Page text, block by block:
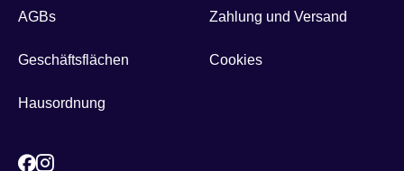
AGBs
Geschäftsflächen
Hausordnung
Zahlung und Versand
Cookies